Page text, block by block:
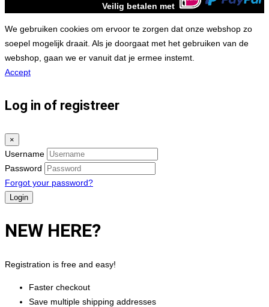
Veilig betalen met
We gebruiken cookies om ervoor te zorgen dat onze webshop zo
soepel mogelijk draait. Als je doorgaat met het gebruiken van de
webshop, gaan we er vanuit dat je ermee instemt.
Accept
Log in of registreer
×
Username
Password
Forgot your password?
NEW HERE?
Registration is free and easy!
Faster checkout
Save multiple shipping addresses